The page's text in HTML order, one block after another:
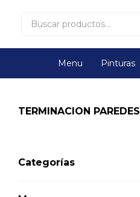
Menu Pinturas
TERMINACION PAREDES
Categorías